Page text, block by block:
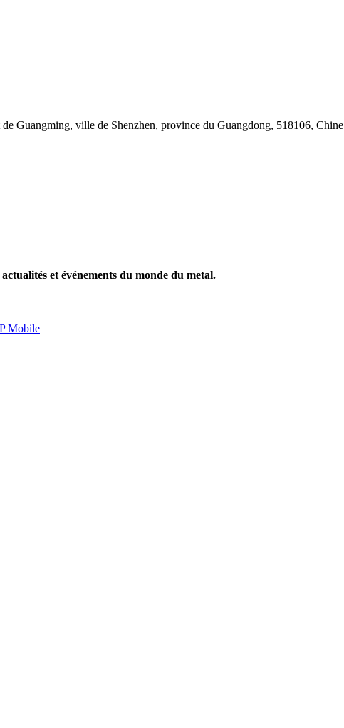
Guangming, ville de Shenzhen, province du Guangdong, 518106, Chine
et événements du monde du metal.
Mobile